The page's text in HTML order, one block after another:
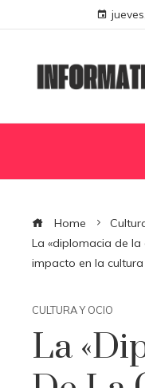
Home
La «diplomacia de la
impacto en la
CULTURA Y OCIO
La